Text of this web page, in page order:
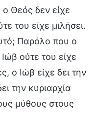
Θεός δεν είχε
του είχε μιλήσει.
Παρόλο που ο
ούτε του είχε
ο Ιώβ είχε δει την
την κυριαρχία
μύθους στους